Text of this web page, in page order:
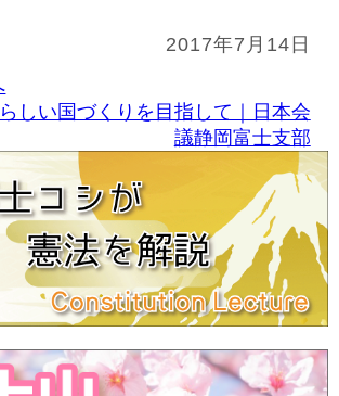
2017年7月14日
しい国づくりを目指して｜日本会
議静岡富士支部